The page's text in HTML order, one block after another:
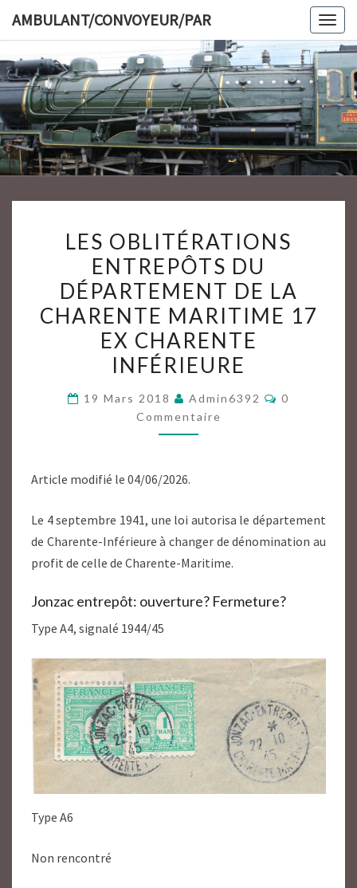
content
AMBULANT/CONVOYEUR/PAR
OBLITÉRATIONS
ENTREPÔTS
DU
DÉPARTEMENT
DE
LA
CHARENTE
MARITIME
17
EX
INFÉRIEURE
LES OBLITÉRATIONS
ENTREPÔTS DU
DÉPARTEMENT DE LA
CHARENTE MARITIME 17
EX CHARENTE
INFÉRIEURE
19 Mars 2018 Admin6392
0
Commentaire
Article modifié le 04/06/2026.
Le 4 septembre 1941, une loi autorisa le département
de Charente-Inférieure à changer de dénomination au
profit de celle de Charente-Maritime.
Jonzac entrepôt: ouverture? Fermeture?
Type A4, signalé 1944/45
Type A6
Non rencontré